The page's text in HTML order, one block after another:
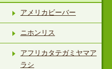
アメリカビーバー
ニホンリス
アフリカタテガミヤマア
ラシ